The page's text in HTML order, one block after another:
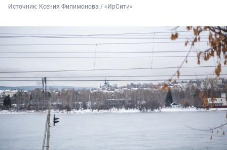
Источник: Ксения Филимонова / «ИрСити»